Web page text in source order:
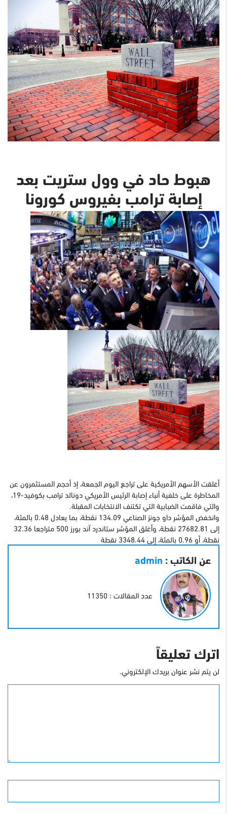
هبوط حاد في وول ستريت بعد
إصابة ترامب بفيروس كورونا
أغلقت الأسهم الأمريكية على تراجع اليوم الجمعة، إذ أحجم المستثمرون عن
المخاطرة على خلفية أنباء إصابة الرئيس الأمريكي دونالد ترامب بكوفيد-19،
والتي فاقمت الضبابية التي تكتنف الانتخابات المقبلة.
وانخفض المؤشر داو جونز الصناعي 134.09 نقطة، بما يعادل 0.48 بالمئة،
إلى 27682.81 نقطة، وأغلق المؤشر ستاندرد آند بورز 500 متراجعا 32.36
نقطة، أو 0.96 بالمئة، إلى 3348.44 نقطة
عن الكاتب : admin
عدد المقالات : 11350
اترك تعليقاً
لن يتم نشر عنوان بريدك الإلكتروني.